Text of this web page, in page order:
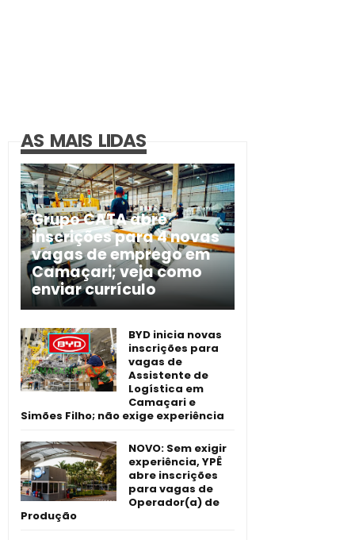
AS MAIS LIDAS
Grupo CATA abre
inscrições para 4 novas
vagas de emprego em
Camaçari; veja como
enviar currículo
BYD inicia novas
inscrições para
vagas de
Assistente de
Logística em
Camaçari e
Simões Filho; não exige experiência
NOVO: Sem exigir
experiência, YPÊ
abre inscrições
para vagas de
Operador(a) de
Produção